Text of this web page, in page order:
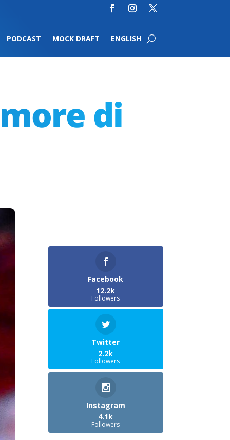
PODCAST MOCK DRAFT ENGLISH
di
Facebook
12.2k
Followers
Twitter
2.2k
Followers
Instagram
4.1k
Followers